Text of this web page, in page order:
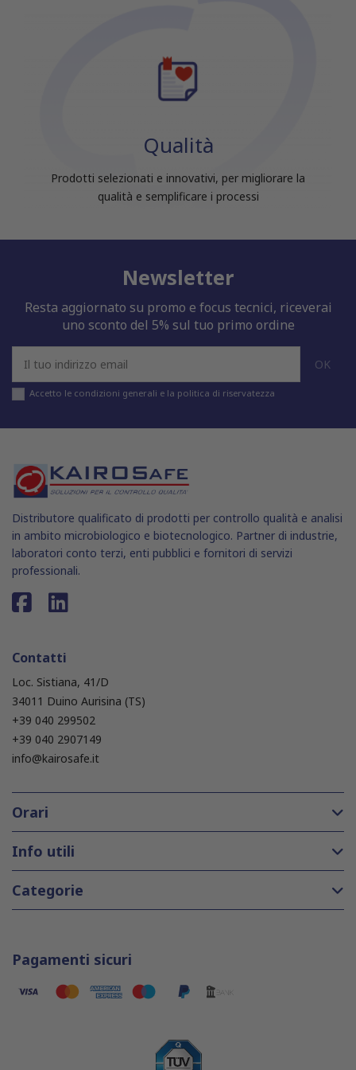
Qualità
Prodotti selezionati e innovativi, per migliorare la
qualità e semplificare i processi
Newsletter
Resta aggiornato su promo e focus tecnici, riceverai
uno sconto del 5% sul tuo primo ordine
Accetto le condizioni generali e la politica di riservatezza
Distributore qualificato di prodotti per controllo qualità e analisi
in ambito microbiologico e biotecnologico. Partner di industrie,
laboratori conto terzi, enti pubblici e fornitori di servizi
professionali.
Contatti
Loc. Sistiana, 41/D
34011 Duino Aurisina (TS)
+39 040 299502
+39 040 2907149
info@kairosafe.it
Orari
Info utili
Categorie
Pagamenti sicuri